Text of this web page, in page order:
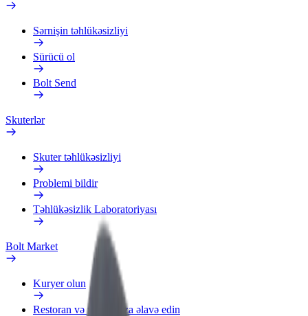
Sərnişin təhlükəsizliyi
Sürücü ol
Bolt Send
Skuterlər
Skuter təhlükəsizliyi
Problemi bildir
Təhlükəsizlik Laboratoriyası
Bolt Market
Kuryer olun
Restoran və ya mağaza əlavə edin